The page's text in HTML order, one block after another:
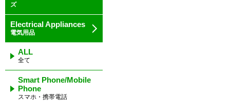
ズ
Electrical Appliances
電気用品
ALL
全て
Smart Phone/Mobile
Phone
スマホ・携帯電話